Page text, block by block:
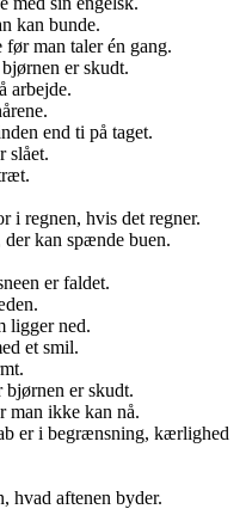
kan bunde.
man taler én gang.
er skudt.
arbejde.
end ti på taget.
slået.
i regnen, hvis det regner.
kan spænde buen.
er faldet.
ligger ned.
et smil.
er skudt.
man ikke kan nå.
er i begrænsning, kærlighed
hvad aftenen byder.